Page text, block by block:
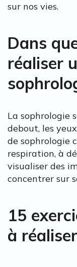
sur nos vies.
Dans
réaliser
La sophrologie
debout, les
de sophrologie
respiration, à
visualiser des
concentrer sur
15
à